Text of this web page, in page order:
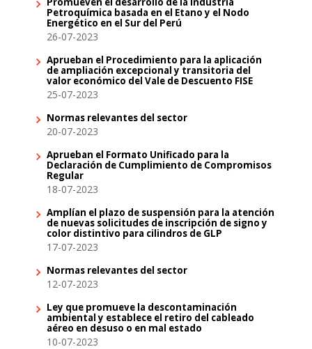
Petroquímica basada en el Etano y el Nodo
Energético en el Sur del Perú
26-07-2023
Aprueban el Procedimiento para la aplicación
de ampliación excepcional y transitoria del
valor económico del Vale de Descuento FISE
25-07-2023
Normas relevantes del sector
20-07-2023
Aprueban el Formato Unificado para la
Declaración de Cumplimiento de Compromisos
Regular
18-07-2023
Amplían el plazo de suspensión para la atención
de nuevas solicitudes de inscripción de signo y
color distintivo para cilindros de GLP
17-07-2023
Normas relevantes del sector
12-07-2023
Ley que promueve la descontaminación
ambiental y establece el retiro del cableado
aéreo en desuso o en mal estado
10-07-2023